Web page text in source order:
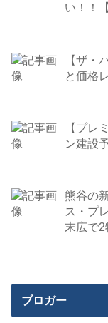
い！！
【ザ・
と価格
【プレ
ン建設
熊谷の
ス・プ
末広で2
ブロガー